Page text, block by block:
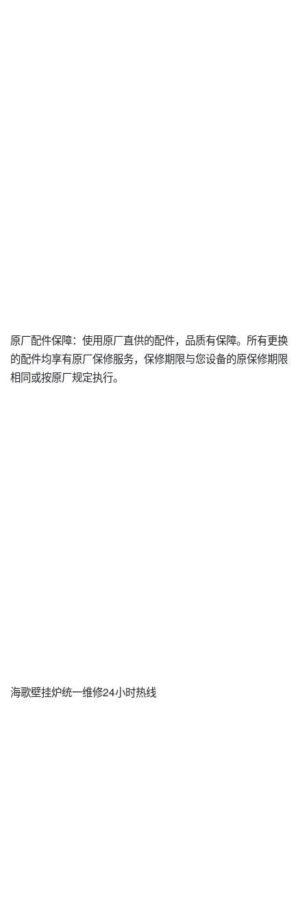
原厂配件保障：使用原厂直供的配件，品质有保障。所有更换
的配件均享有原厂保修服务，保修期限与您设备的原保修期限
相同或按原厂规定执行。
海歌壁挂炉统一维修24小时热线